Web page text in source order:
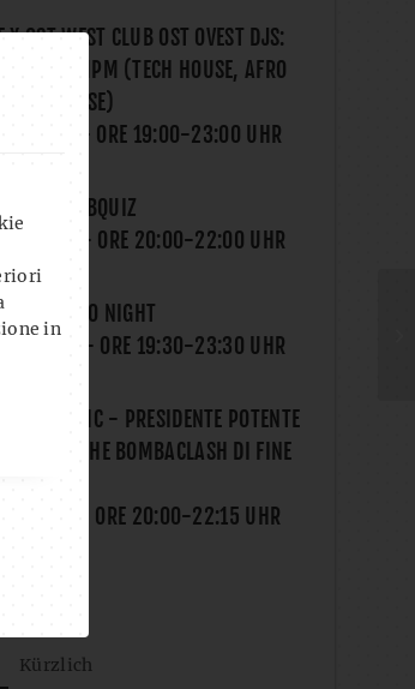
in
X OST WEST CLUB OST OVEST DJS:
& SAMPM (TECH HOUSE, AFRO
DEEP HOUSE)
- ORE 19:00-23:00 UHR
PUBQUIZ
- ORE 20:00-22:00 UHR
CALCETTO NIGHT
- ORE 19:30-23:30 UHR
YOUR MUSIC - PRESIDENTE POTENTE
BOMBACLASH DI FINE
- ORE 20:00-22:15 UHR
Kürzlich